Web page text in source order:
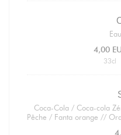
4,00
33cl
Coca-Cola / Coca-cola
Pêche / Fanta orange //